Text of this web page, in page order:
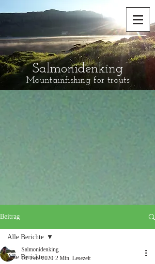
Salmonidenking
Mountainfishing for trouts
Beitrag
Alle Berichte
Alle Berichte
Salmonidenking
10. Feb. 2020 2 Min. Lesezeit